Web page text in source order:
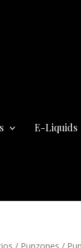
E-Liquids
/ Punzones /